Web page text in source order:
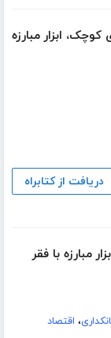
ابزار مبارزه
دریافت از کتابراه
مبارزه با فقر
، اقتصاد